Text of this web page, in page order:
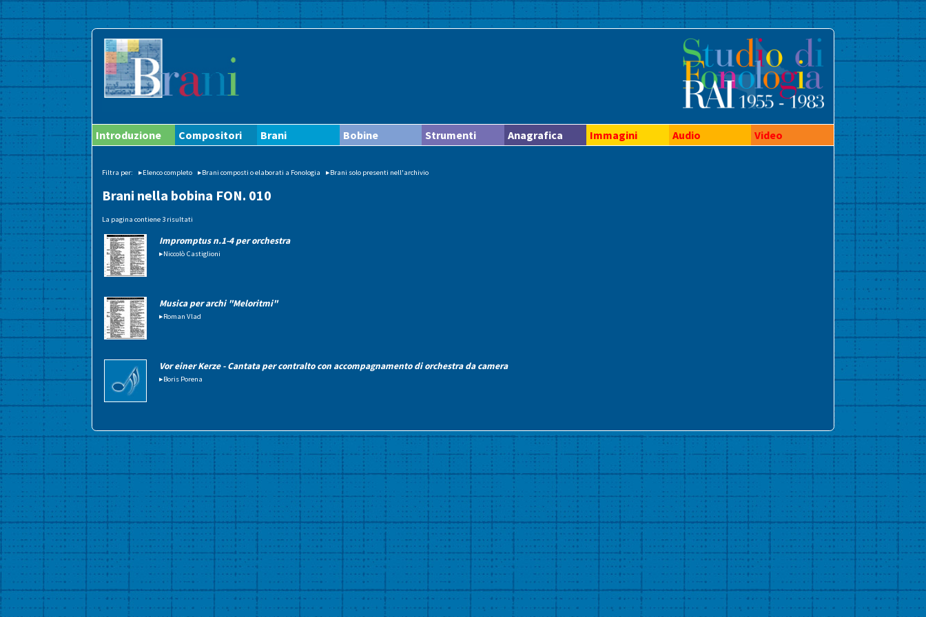
Introduzione Compositori Brani Bobine Strumenti Anagrafica Immagini Audio Video
Filtra per: ▸Elenco completo ▸Brani composti o elaborati a Fonologia ▸Brani solo presenti nell'archivio
Brani nella bobina FON. 010
La pagina contiene 3 risultati
Impromptus n.1-4 per orchestra
▸Niccolò Castiglioni
Musica per archi "Meloritmi"
▸Roman Vlad
Vor einer Kerze - Cantata per contralto con accompagnamento di orchestra da camera
▸Boris Porena